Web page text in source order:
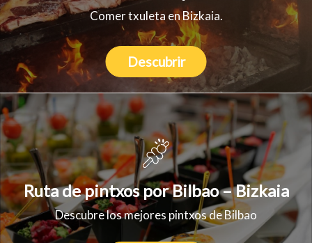
Comer txuleta en Bizkaia.
Descubrir
Ruta de pintxos por Bilbao – Bizkaia
Descubre los mejores pintxos de Bilbao